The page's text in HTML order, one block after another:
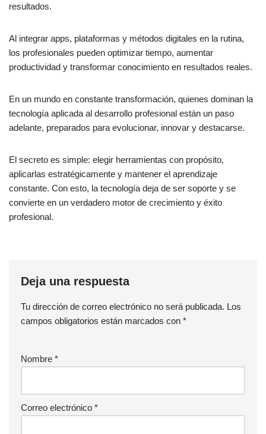
resultados.
Al integrar apps, plataformas y métodos digitales en la rutina,
los profesionales pueden optimizar tiempo, aumentar
productividad y transformar conocimiento en resultados reales.
En un mundo en constante transformación, quienes dominan la
tecnología aplicada al desarrollo profesional están un paso
adelante, preparados para evolucionar, innovar y destacarse.
El secreto es simple: elegir herramientas con propósito,
aplicarlas estratégicamente y mantener el aprendizaje
constante. Con esto, la tecnología deja de ser soporte y se
convierte en un verdadero motor de crecimiento y éxito
profesional.
Deja una respuesta
Tu dirección de correo electrónico no será publicada. Los
campos obligatorios están marcados con *
Nombre *
Correo electrónico *